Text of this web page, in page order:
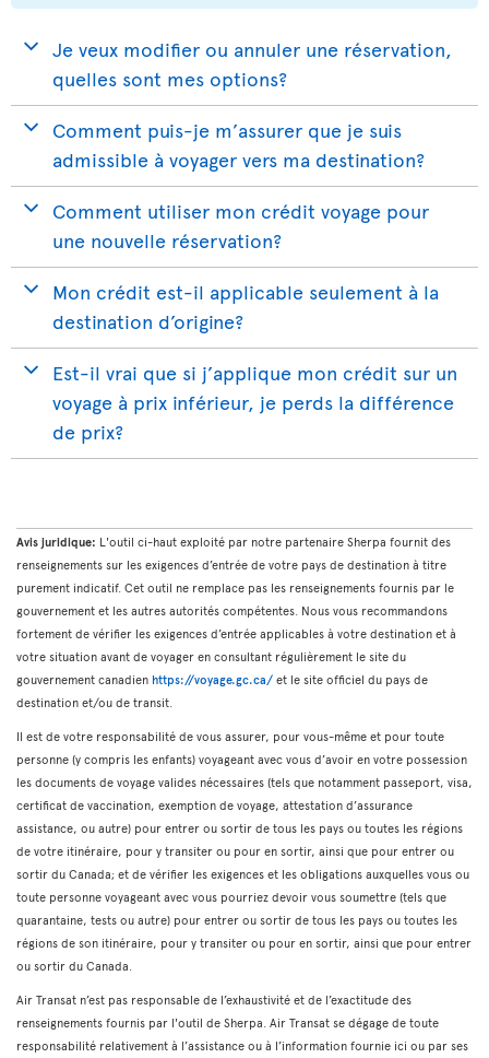
Je veux modifier ou annuler une réservation,
quelles sont mes options?
Comment puis-je m’assurer que je suis
admissible à voyager vers ma destination?
Comment utiliser mon crédit voyage pour
une nouvelle réservation?
Mon crédit est-il applicable seulement à la
destination d’origine?
Est-il vrai que si j’applique mon crédit sur un
voyage à prix inférieur, je perds la différence
de prix?
Avis juridique: L'outil ci-haut exploité par notre partenaire Sherpa fournit des
renseignements sur les exigences d’entrée de votre pays de destination à titre
purement indicatif. Cet outil ne remplace pas les renseignements fournis par le
gouvernement et les autres autorités compétentes. Nous vous recommandons
fortement de vérifier les exigences d’entrée applicables à votre destination et à
votre situation avant de voyager en consultant régulièrement le site du
gouvernement canadien https://voyage.gc.ca/ et le site officiel du pays de
destination et/ou de transit.
Il est de votre responsabilité de vous assurer, pour vous-même et pour toute
personne (y compris les enfants) voyageant avec vous d’avoir en votre possession
les documents de voyage valides nécessaires (tels que notamment passeport, visa,
certificat de vaccination, exemption de voyage, attestation d’assurance
assistance, ou autre) pour entrer ou sortir de tous les pays ou toutes les régions
de votre itinéraire, pour y transiter ou pour en sortir, ainsi que pour entrer ou
sortir du Canada; et de vérifier les exigences et les obligations auxquelles vous ou
toute personne voyageant avec vous pourriez devoir vous soumettre (tels que
quarantaine, tests ou autre) pour entrer ou sortir de tous les pays ou toutes les
régions de son itinéraire, pour y transiter ou pour en sortir, ainsi que pour entrer
ou sortir du Canada.
Air Transat n’est pas responsable de l’exhaustivité et de l’exactitude des
renseignements fournis par l'outil de Sherpa. Air Transat se dégage de toute
responsabilité relativement à l’assistance ou à l’information fournie ici ou par ses